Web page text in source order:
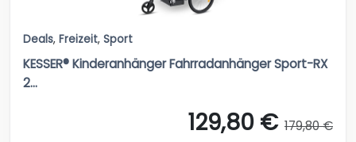
Deals, Freizeit, Sport
KESSER® Kinderanhänger Fahrradanhänger Sport-RX
2...
129,80 € 179,80 €